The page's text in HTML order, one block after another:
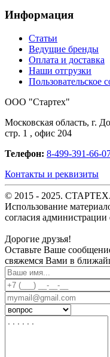
Информация
Статьи
Ведущие бренды
Оплата и доставка
Наши отгрузки
Пользовательское
OOO "Стартех"
Московская область, г.
стр. 1 , офис 204
Телефон: 8-499-391-66-
Контакты и реквизиты
© 2015 - 2025.
Использование
согласия администрации
Дорогие друзья!
Оставьте Ваше
свяжемся Вами в